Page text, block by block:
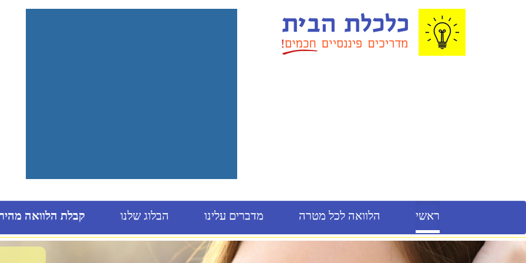
ראשי הלוואה לכל מטרה מדברים עלינו הבלוג שלנו קבלת הלוואה